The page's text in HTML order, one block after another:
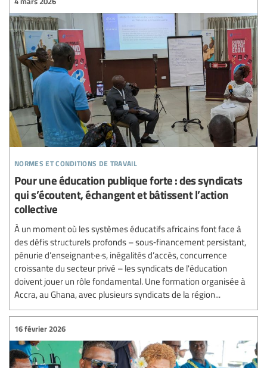
normes et conditions de travail
Pour une éducation publique forte : des syndicats
qui s’écoutent, échangent et bâtissent l’action
collective
À un moment où les systèmes éducatifs africains font face à
des défis structurels profonds – sous‑financement persistant,
pénurie d’enseignant·e·s, inégalités d’accès, concurrence
croissante du secteur privé – les syndicats de l'éducation
doivent jouer un rôle fondamental. Une formation organisée à
Accra, au Ghana, avec plusieurs syndicats de la région...
16 février 2026